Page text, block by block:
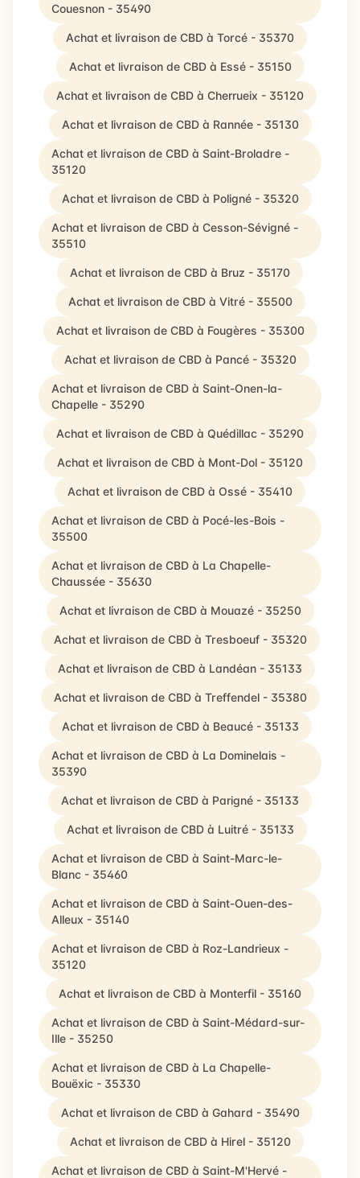
Couesnon - 35490
Achat et livraison de CBD à Torcé - 35370
Achat et livraison de CBD à Essé - 35150
Achat et livraison de CBD à Cherrueix - 35120
Achat et livraison de CBD à Rannée - 35130
Achat et livraison de CBD à Saint-Broladre -
35120
Achat et livraison de CBD à Poligné - 35320
Achat et livraison de CBD à Cesson-Sévigné -
35510
Achat et livraison de CBD à Bruz - 35170
Achat et livraison de CBD à Vitré - 35500
Achat et livraison de CBD à Fougères - 35300
Achat et livraison de CBD à Pancé - 35320
Achat et livraison de CBD à Saint-Onen-la-
Chapelle - 35290
Achat et livraison de CBD à Quédillac - 35290
Achat et livraison de CBD à Mont-Dol - 35120
Achat et livraison de CBD à Ossé - 35410
Achat et livraison de CBD à Pocé-les-Bois -
35500
Achat et livraison de CBD à La Chapelle-
Chaussée - 35630
Achat et livraison de CBD à Mouazé - 35250
Achat et livraison de CBD à Tresboeuf - 35320
Achat et livraison de CBD à Landéan - 35133
Achat et livraison de CBD à Treffendel - 35380
Achat et livraison de CBD à Beaucé - 35133
Achat et livraison de CBD à La Dominelais -
35390
Achat et livraison de CBD à Parigné - 35133
Achat et livraison de CBD à Luitré - 35133
Achat et livraison de CBD à Saint-Marc-le-
Blanc - 35460
Achat et livraison de CBD à Saint-Ouen-des-
Alleux - 35140
Achat et livraison de CBD à Roz-Landrieux -
35120
Achat et livraison de CBD à Monterfil - 35160
Achat et livraison de CBD à Saint-Médard-sur-
Ille - 35250
Achat et livraison de CBD à La Chapelle-
Bouëxic - 35330
Achat et livraison de CBD à Gahard - 35490
Achat et livraison de CBD à Hirel - 35120
Achat et livraison de CBD à Saint-M'Hervé -